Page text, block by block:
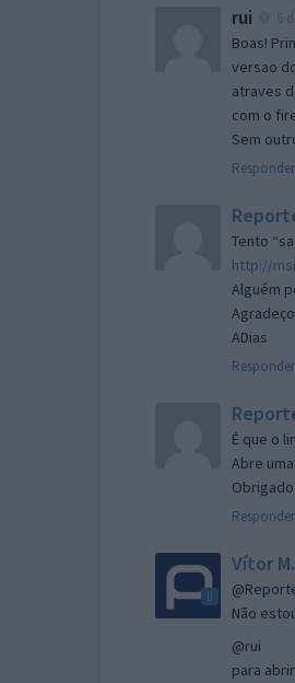
rui
Boas!
versao
atraves
com o
Sem
Responder
Tento
http://
Alguém
ADias
Responder
É que o
Abre
Obrigado.
Responder
Vítor M.
Não
@rui
para